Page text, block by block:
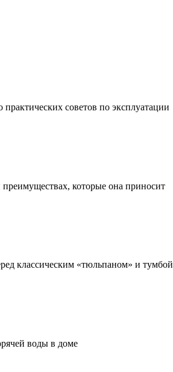
советов по эксплуатации
преимуществах, которые она приносит
классическим «тюльпаном» и тумбой
воды в доме